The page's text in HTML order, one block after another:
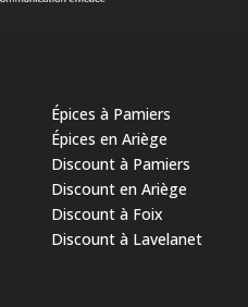
Épices à Pamiers
Épices en Ariège
Discount à Pamiers
Discount en Ariège
Discount à Foix
Discount à Lavelanet